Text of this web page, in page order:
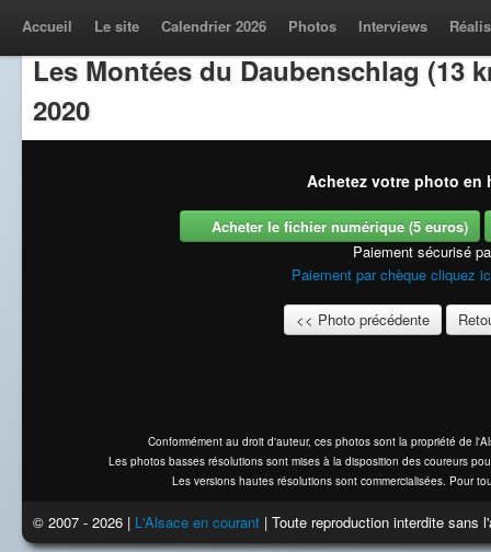
Accueil Le site Calendrier 2026 Photos Interviews
Les Montées du Daubenschlag (13
2020
Achetez votre photo en
Acheter le fichier numérique (5 euros)
Paiement sécurisé
Paiement par chèque cliquez
<< Photo précédente
Conformément au droit d'auteur, ces photos sont la propriété de
Les photos basses résolutions sont mises à la disposition des coureurs
Les versions hautes résolutions sont commercialisées. Pour
© 2007 - 2026 | L'Alsace en courant | Toute reproduction interdite sans